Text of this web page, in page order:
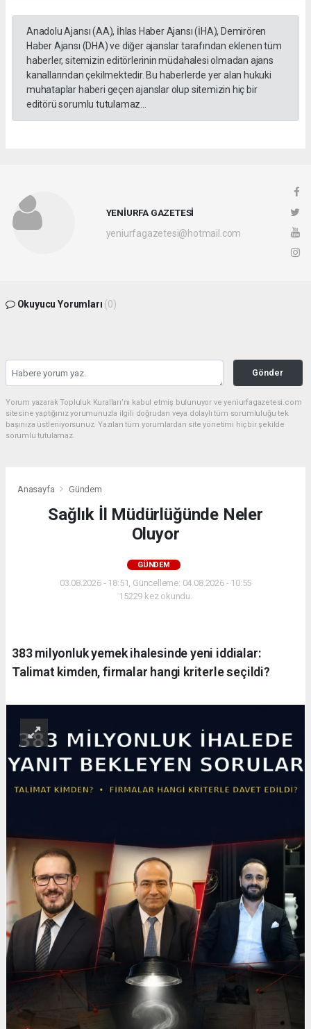
Anadolu Ajansı (AA), İhlas Haber Ajansı (İHA), Demirören
Haber Ajansı (DHA) ve diğer ajanslar tarafından eklenen tüm
haberler, sitemizin editörlerinin müdahalesi olmadan ajans
kanallarından çekilmektedir. Bu haberlerde yer alan hukuki
muhataplar haberi geçen ajanslar olup sitemizin hiç bir
editörü sorumlu tutulamaz...
YENİURFA GAZETESİ
yeniurfagazetesi@hotmail.com
Okuyucu Yorumları (0)
Gönder
Yorum yazarak Topluluk Kuralları’nı kabul etmiş bulunuyor ve yeniurfagazetesi.com
sitesine yaptığınız yorumunuzla ilgili doğrudan veya dolaylı tüm sorumluluğu tek
başınıza üstleniyorsunuz. Yazılan tüm yorumlardan site yönetimi hiçbir şekilde
sorumlu tutulamaz.
Anasayfa Gündem
Sağlık İl Müdürlüğünde Neler
Oluyor
GÜNDEM
03.08.2026 - 18:51, Güncelleme: 04.08.2026 - 10:55
15229 kez okundu.
383 milyonluk yemek ihalesinde yeni iddialar:
Talimat kimden, firmalar hangi kriterle seçildi?